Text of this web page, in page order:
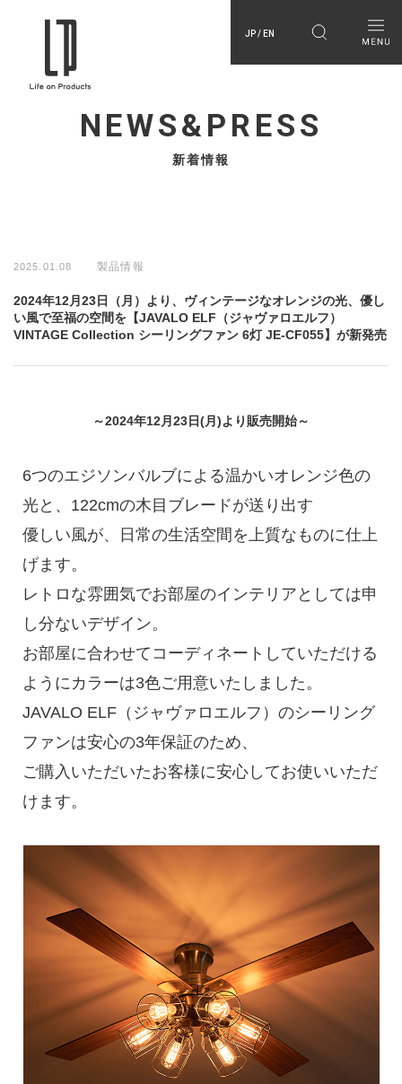
JP / EN
NEWS&PRESS
新着情報
2025.01.08 製品情報
2024年12月23日（月）より、ヴィンテージなオレンジの光、優し
い風で至福の空間を【JAVALO ELF（ジャヴァロエルフ）
VINTAGE Collection シーリングファン 6灯 JE-CF055】が新発売
～2024年12月23日(月)より販売開始～
6つのエジソンバルブによる温かいオレンジ色の
光と、122cmの木目ブレードが送り出す
優しい風が、日常の生活空間を上質なものに仕上
げます。
レトロな雰囲気でお部屋のインテリアとしては申
し分ないデザイン。
お部屋に合わせてコーディネートしていただける
ようにカラーは3色ご用意いたしました。
JAVALO ELF（ジャヴァロエルフ）のシーリング
ファンは安心の3年保証のため、
ご購入いただいたお客様に安心してお使いいただ
けます。